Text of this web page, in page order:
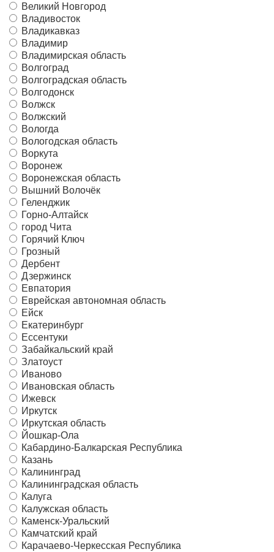
Великий Новгород
Владивосток
Владикавказ
Владимир
Владимирская область
Волгоград
Волгоградская область
Волгодонск
Волжск
Волжский
Вологда
Вологодская область
Воркута
Воронеж
Воронежская область
Вышний Волочёк
Геленджик
Горно-Алтайск
город Чита
Горячий Ключ
Грозный
Дербент
Дзержинск
Евпатория
Еврейская автономная область
Ейск
Екатеринбург
Ессентуки
Забайкальский край
Златоуст
Иваново
Ивановская область
Ижевск
Иркутск
Иркутская область
Йошкар-Ола
Кабардино-Балкарская Республика
Казань
Калининград
Калининградская область
Калуга
Калужская область
Каменск-Уральский
Камчатский край
Карачаево-Черкесская Республика